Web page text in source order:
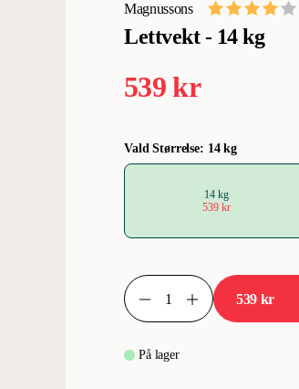
Magnussons
Lettvekt - 14 kg
539 kr
Vald Størrelse: 14 kg
14 kg
539 kr
539 kr
På lager